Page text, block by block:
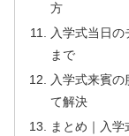
方
入学式当日
まで
入学式来賓
て解決
まとめ｜入